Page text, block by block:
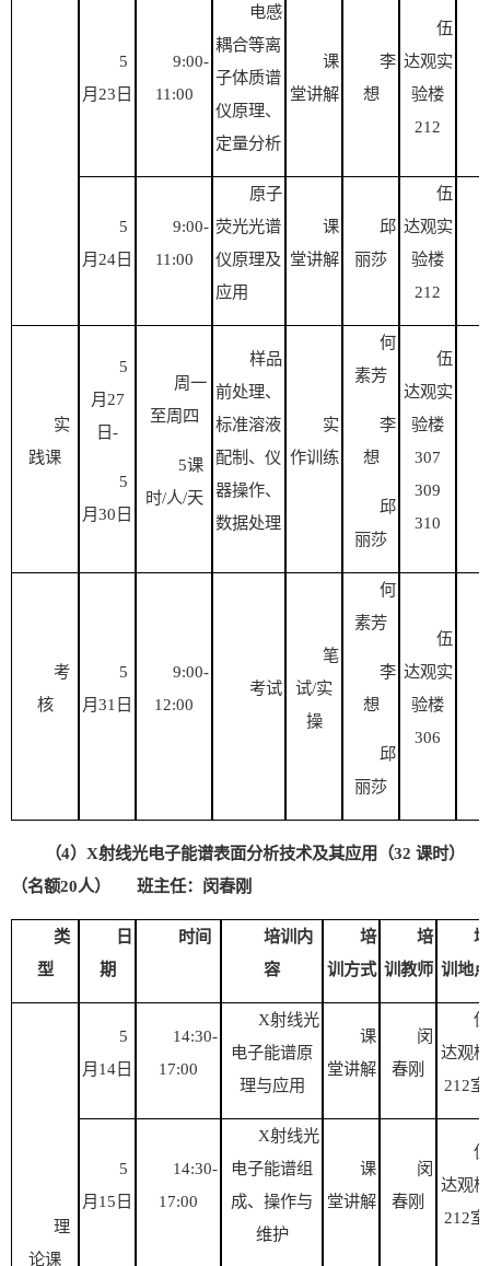
5
月 23日
9:00-
11 :00
电感
耦合等离
子体质谱
仪原理、
定量分析
课
堂讲解
李
想
伍
达观实
验楼
212
5
月 24日
9:00-
11 :00
原子
荧光光谱
仪原理及
应用
课
堂讲解
邱
丽莎
伍
达观实
验楼
212
实
践课
5
月 27
日-
5
月30日
周一
至周四
5课
时/人/天
样品
前处理、
标准溶液
配制、仪
器操作、
数据处理
实
作训练
何
素芳
李
想
邱
丽莎
伍
达观实
验楼
307
309
310
考
核
5
月31日
9:00-
12:00
考试
笔
试/实
操
何
素芳
李
想
邱
丽莎
伍
达观实
验楼
306
（4） X射线光电子能谱表面分析技术及其应用（32 课时）
（名额20人） 班主任：闵春刚
类
型
日
期
时间
培训内
容
培
训方式
培
训教师
培
训地点
理
论课
5
月 14日
14:30-
17:00
X射线光
电子能谱原
理与应用
课
堂讲解
闵
春刚
伍
达观楼
212室
5
月 15 日
14:30-
17:00
X射线光
电子能谱组
成、操作与
维护
课
堂讲解
闵
春刚
伍
达观楼
212室